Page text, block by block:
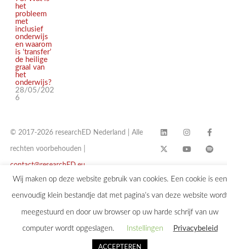
het
probleem
met
inclusief
onderwijs
en waarom
is ‘transfer’
de heilige
graal van
het
onderwijs?
28/05/202
6
© 2017-2026 researchED Nederland | Alle
rechten voorbehouden |
contact@researchED.eu
Wij maken op deze website gebruik van cookies. Een cookie is een
eenvoudig klein bestandje dat met pagina’s van deze website
meegestuurd en door uw browser op uw harde schrijf van uw
computer wordt opgeslagen. Instellingen Privacybeleid
ACCEPTEREN